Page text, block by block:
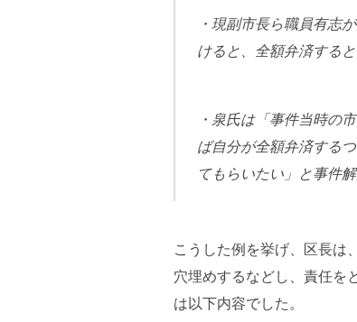
・現副市長ら職員有志
けると、全額弁済すると
・泉氏は「事件当時の
ば自分が全額弁済する
てもらいたい」と事件
こうした例を挙げ、区長は
穴埋めするなどし、責任を
は以下内容でした。